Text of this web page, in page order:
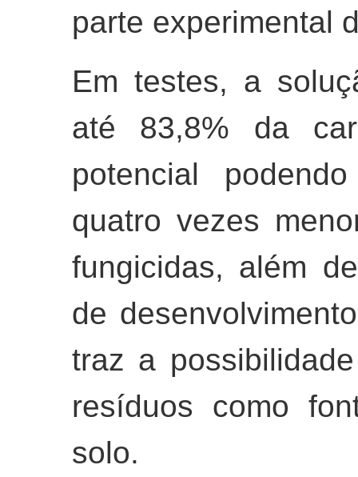
parte experimental
Em testes, a
até 83,8% da
potencial
quatro vezes
fungicidas, além
de
traz a
resíduos como
solo.